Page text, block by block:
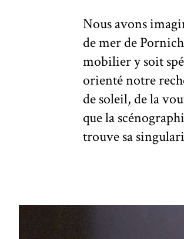
Nous avons
de mer de
mobilier y soit
orienté notre
de soleil, de la
que la
trouve sa